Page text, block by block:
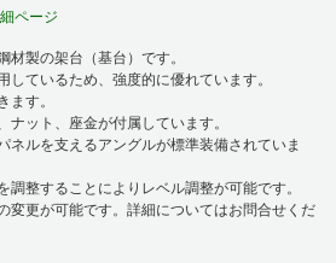
ページ
製の架台（基台）です。
ているため、強度的に優れています。
す。
ット、座金が付属しています。
ルを支えるアングルが標準装備されていま
整することによりレベル調整が可能です。
変更が可能です。詳細についてはお問合せくだ